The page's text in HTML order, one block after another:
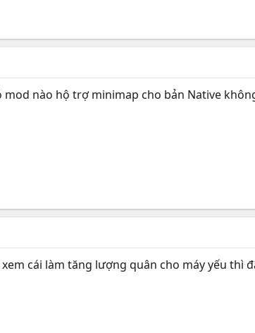
mod nào hộ trợ minimap cho bản Native
cái làm tăng lượng quân cho máy yếu thì